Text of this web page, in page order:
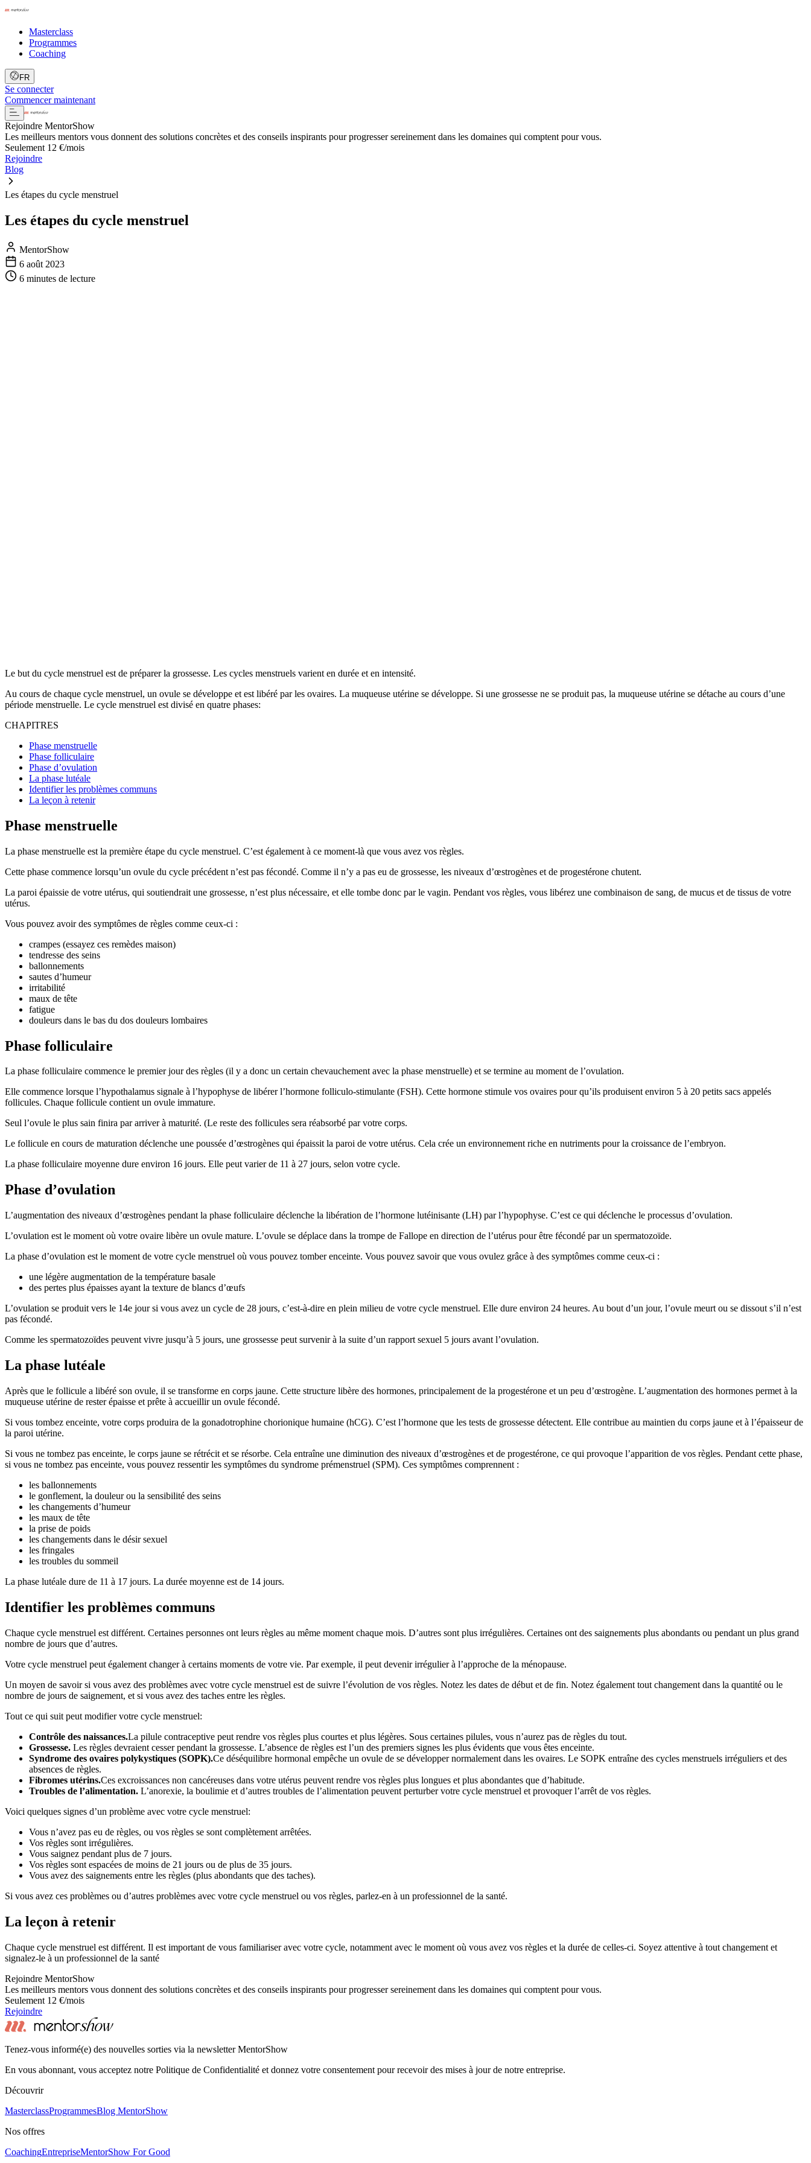
Masterclass
Programmes
Coaching
FR
Se connecter
Commencer maintenant
Rejoindre MentorShow
Les meilleurs mentors vous donnent des solutions concrètes et des conseils inspirants pour progresser sereinement dans les domaines qui comptent pour vous.
Seulement 12 €/mois
Rejoindre
Blog
Les étapes du cycle menstruel
Les étapes du cycle menstruel
MentorShow
6 août 2023
6 minutes de lecture
Le but du cycle menstruel est de préparer la grossesse. Les cycles menstruels varient en durée et en intensité.
Au cours de chaque cycle menstruel, un ovule se développe et est libéré par les ovaires. La muqueuse utérine se développe. Si une grossesse ne se produit pas, la muqueuse utérine se détache au cours d’une
période menstruelle. Le cycle menstruel est divisé en quatre phases:
CHAPITRES
Phase menstruelle
Phase folliculaire
Phase d’ovulation
La phase lutéale
Identifier les problèmes communs
La leçon à retenir
Phase menstruelle
La phase menstruelle est la première étape du cycle menstruel. C’est également à ce moment-là que vous avez vos règles.
Cette phase commence lorsqu’un ovule du cycle précédent n’est pas fécondé. Comme il n’y a pas eu de grossesse, les niveaux d’œstrogènes et de progestérone chutent.
La paroi épaissie de votre utérus, qui soutiendrait une grossesse, n’est plus nécessaire, et elle tombe donc par le vagin. Pendant vos règles, vous libérez une combinaison de sang, de mucus et de tissus de votre
utérus.
Vous pouvez avoir des symptômes de règles comme ceux-ci :
crampes (essayez ces remèdes maison)
tendresse des seins
ballonnements
sautes d’humeur
irritabilité
maux de tête
fatigue
douleurs dans le bas du dos douleurs lombaires
Phase folliculaire
La phase folliculaire commence le premier jour des règles (il y a donc un certain chevauchement avec la phase menstruelle) et se termine au moment de l’ovulation.
Elle commence lorsque l’hypothalamus signale à l’hypophyse de libérer l’hormone folliculo-stimulante (FSH). Cette hormone stimule vos ovaires pour qu’ils produisent environ 5 à 20 petits sacs appelés
follicules. Chaque follicule contient un ovule immature.
Seul l’ovule le plus sain finira par arriver à maturité. (Le reste des follicules sera réabsorbé par votre corps.
Le follicule en cours de maturation déclenche une poussée d’œstrogènes qui épaissit la paroi de votre utérus. Cela crée un environnement riche en nutriments pour la croissance de l’embryon.
La phase folliculaire moyenne dure environ 16 jours. Elle peut varier de 11 à 27 jours, selon votre cycle.
Phase d’ovulation
L’augmentation des niveaux d’œstrogènes pendant la phase folliculaire déclenche la libération de l’hormone lutéinisante (LH) par l’hypophyse. C’est ce qui déclenche le processus d’ovulation.
L’ovulation est le moment où votre ovaire libère un ovule mature. L’ovule se déplace dans la trompe de Fallope en direction de l’utérus pour être fécondé par un spermatozoïde.
La phase d’ovulation est le moment de votre cycle menstruel où vous pouvez tomber enceinte. Vous pouvez savoir que vous ovulez grâce à des symptômes comme ceux-ci :
une légère augmentation de la température basale
des pertes plus épaisses ayant la texture de blancs d’œufs
L’ovulation se produit vers le 14e jour si vous avez un cycle de 28 jours, c’est-à-dire en plein milieu de votre cycle menstruel. Elle dure environ 24 heures. Au bout d’un jour, l’ovule meurt ou se dissout s’il n’est
pas fécondé.
Comme les spermatozoïdes peuvent vivre jusqu’à 5 jours, une grossesse peut survenir à la suite d’un rapport sexuel 5 jours avant l’ovulation.
La phase lutéale
Après que le follicule a libéré son ovule, il se transforme en corps jaune. Cette structure libère des hormones, principalement de la progestérone et un peu d’œstrogène. L’augmentation des hormones permet à la
muqueuse utérine de rester épaisse et prête à accueillir un ovule fécondé.
Si vous tombez enceinte, votre corps produira de la gonadotrophine chorionique humaine (hCG). C’est l’hormone que les tests de grossesse détectent. Elle contribue au maintien du corps jaune et à l’épaisseur de
la paroi utérine.
Si vous ne tombez pas enceinte, le corps jaune se rétrécit et se résorbe. Cela entraîne une diminution des niveaux d’œstrogènes et de progestérone, ce qui provoque l’apparition de vos règles. Pendant cette phase,
si vous ne tombez pas enceinte, vous pouvez ressentir les symptômes du syndrome prémenstruel (SPM). Ces symptômes comprennent :
les ballonnements
le gonflement, la douleur ou la sensibilité des seins
les changements d’humeur
les maux de tête
la prise de poids
les changements dans le désir sexuel
les fringales
les troubles du sommeil
La phase lutéale dure de 11 à 17 jours. La durée moyenne est de 14 jours.
Identifier les problèmes communs
Chaque cycle menstruel est différent. Certaines personnes ont leurs règles au même moment chaque mois. D’autres sont plus irrégulières. Certaines ont des saignements plus abondants ou pendant un plus grand
nombre de jours que d’autres.
Votre cycle menstruel peut également changer à certains moments de votre vie. Par exemple, il peut devenir irrégulier à l’approche de la ménopause.
Un moyen de savoir si vous avez des problèmes avec votre cycle menstruel est de suivre l’évolution de vos règles. Notez les dates de début et de fin. Notez également tout changement dans la quantité ou le
nombre de jours de saignement, et si vous avez des taches entre les règles.
Tout ce qui suit peut modifier votre cycle menstruel:
Contrôle des naissances.La pilule contraceptive peut rendre vos règles plus courtes et plus légères. Sous certaines pilules, vous n’aurez pas de règles du tout.
Grossesse. Les règles devraient cesser pendant la grossesse. L’absence de règles est l’un des premiers signes les plus évidents que vous êtes enceinte.
Syndrome des ovaires polykystiques (SOPK).Ce déséquilibre hormonal empêche un ovule de se développer normalement dans les ovaires. Le SOPK entraîne des cycles menstruels irréguliers et des
absences de règles.
Fibromes utérins.Ces excroissances non cancéreuses dans votre utérus peuvent rendre vos règles plus longues et plus abondantes que d’habitude.
Troubles de l’alimentation. L’anorexie, la boulimie et d’autres troubles de l’alimentation peuvent perturber votre cycle menstruel et provoquer l’arrêt de vos règles.
Voici quelques signes d’un problème avec votre cycle menstruel:
Vous n’avez pas eu de règles, ou vos règles se sont complètement arrêtées.
Vos règles sont irrégulières.
Vous saignez pendant plus de 7 jours.
Vos règles sont espacées de moins de 21 jours ou de plus de 35 jours.
Vous avez des saignements entre les règles (plus abondants que des taches).
Si vous avez ces problèmes ou d’autres problèmes avec votre cycle menstruel ou vos règles, parlez-en à un professionnel de la santé.
La leçon à retenir
Chaque cycle menstruel est différent. Il est important de vous familiariser avec votre cycle, notamment avec le moment où vous avez vos règles et la durée de celles-ci. Soyez attentive à tout changement et
signalez-le à un professionnel de la santé
Rejoindre MentorShow
Les meilleurs mentors vous donnent des solutions concrètes et des conseils inspirants pour progresser sereinement dans les domaines qui comptent pour vous.
Seulement 12 €/mois
Rejoindre
Tenez-vous informé(e) des nouvelles sorties via la newsletter MentorShow
En vous abonnant, vous acceptez notre Politique de Confidentialité et donnez votre consentement pour recevoir des mises à jour de notre entreprise.
Découvrir
MasterclassProgrammesBlog MentorShow
Nos offres
CoachingEntrepriseMentorShow For Good